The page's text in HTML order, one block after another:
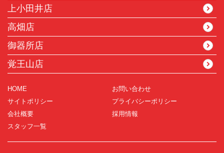
上小田井店
高畑店
御器所店
覚王山店
HOME
お問い合わせ
サイトポリシー
プライバシーポリシー
会社概要
採用情報
スタッフ一覧